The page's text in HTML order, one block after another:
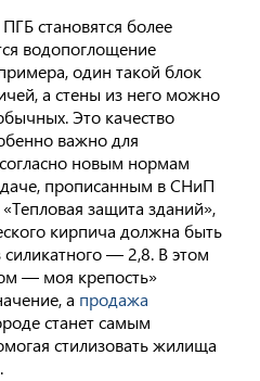
становятся более
водопоглощение
один такой блок
а стены из него можно
Это качество
важно для
новым нормам
прописанным в СНиП
«Тепловая защита зданий»,
кирпича должна быть
— 2,8. В этом
— моя крепость»
а продажа
станет самым
стилизовать жилища